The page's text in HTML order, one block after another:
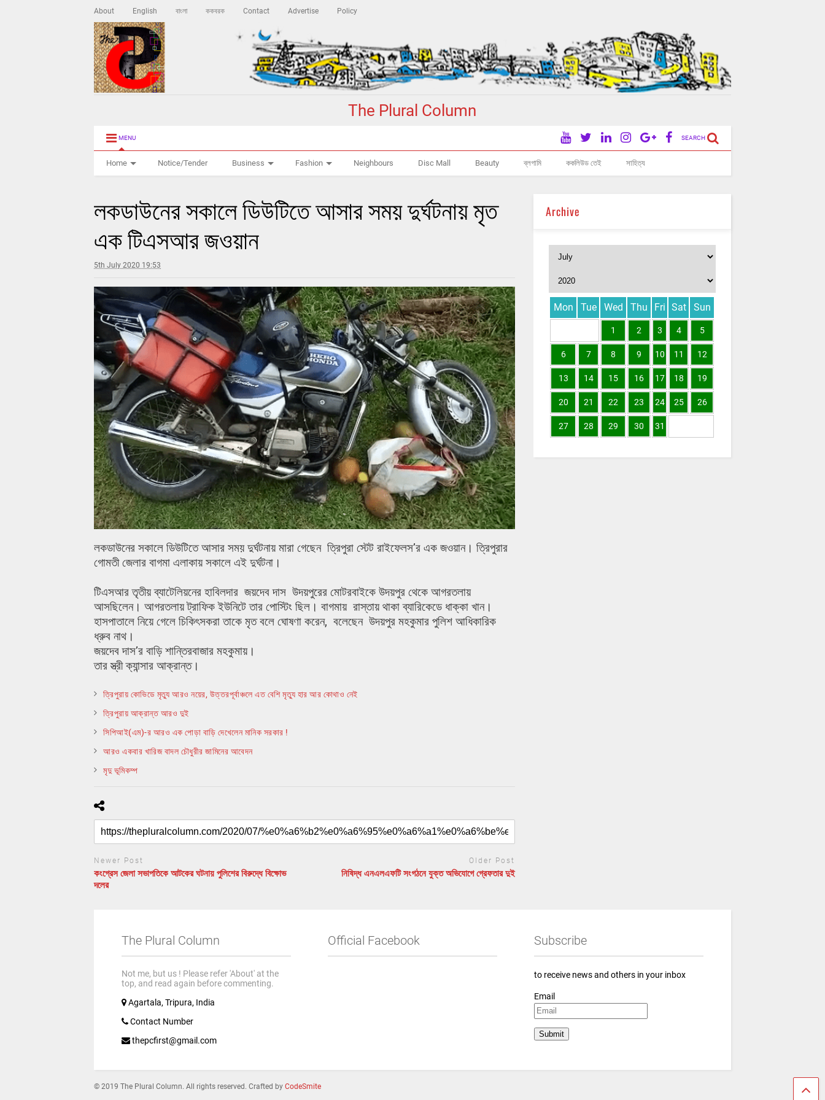
About English বাংলা ককবরক Contact Advertise Policy
The Plural Column
MENU SEARCH
Home Notice/Tender Business Fashion Neighbours Disc Mall Beauty ব্লগামি ককলিউড তেই সাহিত্য
লকডাউনের সকালে ডিউটিতে আসার সময় দুর্ঘটনায় মৃত
এক টিএসআর জওয়ান
5th July 2020 19:53
লকডাউনের সকালে ডিউটিতে আসার সময় দুর্ঘটনায় মারা গেছেন ত্রিপুরা স্টেট রাইফেলস’র এক জওয়ান। ত্রিপুরার
গোমতী জেলার বাগমা এলাকায় সকালে এই দুর্ঘটনা।
টিএসআর তৃতীয় ব্যাটেলিয়নের হাবিলদার জয়দেব দাস উদয়পুরের মোটরবাইকে উদয়পুর থেকে আগরতলায়
আসছিলেন। আগরতলায় ট্রাফিক ইউনিটে তার পোস্টিং ছিল। বাগমায় রাস্তায় থাকা ব্যারিকেডে ধাক্কা খান।
হাসপাতালে নিয়ে গেলে চিকিৎসকরা তাকে মৃত বলে ঘোষণা করেন, বলেছেন উদয়পুর মহকুমার পুলিশ আধিকারিক
ধ্রুব নাথ।
জয়দেব দাস’র বাড়ি শান্তিরবাজার মহকুমায়।
তার স্ত্রী ক্যান্সার আক্রান্ত।
ত্রিপুরায় কোভিডে মৃত্যু আরও নয়ের, উত্তরপূর্বাঞ্চলে এত বেশি মৃত্যু হার আর কোথাও নেই
ত্রিপুরায় আক্রান্ত আরও দুই
সিপিআই(এম)-র আরও এক পোড়া বাড়ি দেখেলেন মানিক সরকার !
আরও একবার খারিজ বাদল চৌধুরীর জামিনের আবেদন
মৃদু ভূমিকম্প
Newer Post
কংগ্রেস জেলা সভাপতিকে আটকের ঘটনায় পুলিশের বিরুদ্ধে বিক্ষোভ
দলের
Older Post
নিষিদ্ধ এনএলএফটি সংগঠনে যুক্ত অভিযোগে গ্রেফতার দুই
Archive
Mon Tue Wed Thu Fri Sat Sun
1 2 3 4 5
6 7 8 9 10 11 12
13 14 15 16 17 18 19
20 21 22 23 24 25 26
27 28 29 30 31
The Plural Column
Not me, but us ! Please refer 'About' at the
top, and read again before commenting.
Agartala, Tripura, India
Contact Number
thepcfirst@gmail.com
Official Facebook Subscribe
to receive news and others in your inbox
Email
© 2019 The Plural Column. All rights reserved. Crafted byCodeSmite